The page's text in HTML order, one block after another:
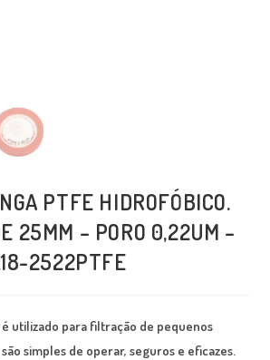
PTFE HIDROFÓBICO.
25MM – PORO 0,22UM –
2522PTFE
utilizado para filtração de pequenos
simples de operar, seguros e eficazes.